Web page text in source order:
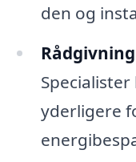
den og
yderligere